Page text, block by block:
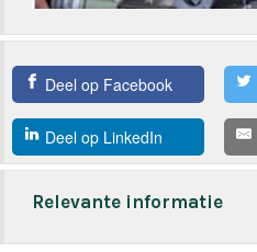
Deel op Facebook
Deel op LinkedIn
Relevante informatie